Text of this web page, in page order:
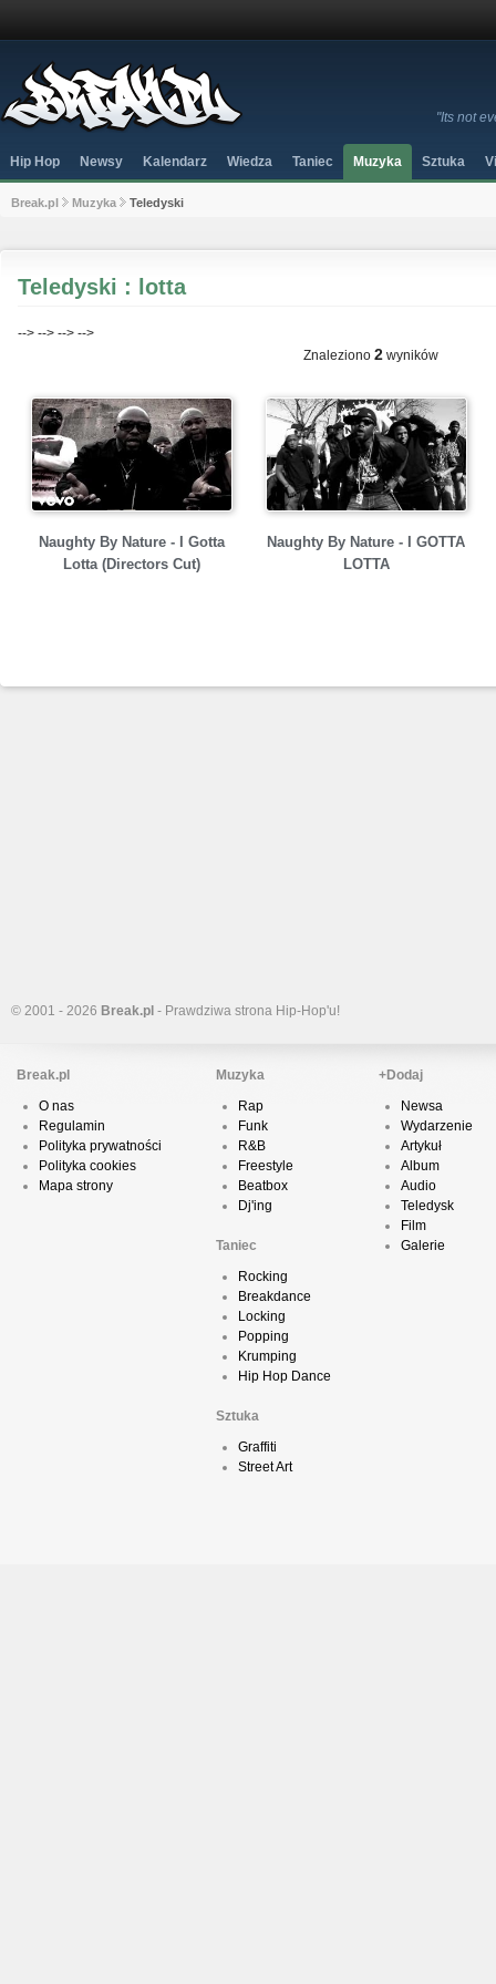
"Its not
Hip Hop Newsy Kalendarz Wiedza Taniec Muzyka Sztuka
Break.pl Muzyka Teledyski
Teledyski : lotta
--> --> --> -->
Znaleziono 2 wyników
Naughty By Nature - I Gotta
Lotta (Directors Cut)
Naughty By Nature - I GOTTA
LOTTA
© 2001 - 2026 Break.pl - Prawdziwa strona Hip-Hop'u!
Break.pl
O nas
Regulamin
Polityka prywatności
Polityka cookies
Mapa strony
Muzyka
Rap
Funk
R&B
Freestyle
Beatbox
Dj'ing
Taniec
Rocking
Breakdance
Locking
Popping
Krumping
Hip Hop Dance
Sztuka
Graffiti
Street Art
+Dodaj
Newsa
Wydarzenie
Artykuł
Album
Audio
Teledysk
Film
Galerie